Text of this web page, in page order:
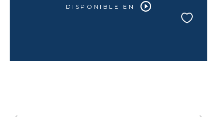
DISPONIBLE EN